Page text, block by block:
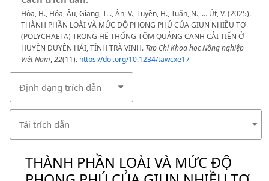
Hòa, H., Hóa, Âu, Giang, T. ., Ân, V., Tuyền, H., Tuấn, N., … Út, V. (2025).
THÀNH PHẦN LOÀI VÀ MỨC ĐỘ PHONG PHÚ CỦA GIUN NHIỀU TƠ
(POLYCHAETA) TRONG HỆ THỐNG TÔM QUẢNG CANH CẢI TIẾN Ở
HUYỆN DUYÊN HẢI, TỈNH TRÀ VINH. Tạp Chí Khoa học Nông nghiệp
Việt Nam,22(11). https://doi.org/10.1234/tawcxe17
Định dạng trích dẫn
Tải trích dẫn
THÀNH PHẦN LOÀI VÀ MỨC ĐỘ